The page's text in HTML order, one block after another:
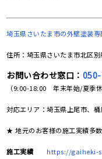
埼玉県さいたま市の外壁塗装専
住所：埼玉県さいたま市北区
お問い合わせ窓口：
（9:00-18:00 年末年始/夏季休
対応エリア：埼玉県上尾市、
★ 地元のお客様の施工実績多数
施工実績 https://gaiheki-